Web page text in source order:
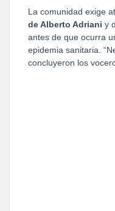
La comunidad exige
de Alberto Adriani y
antes de que ocurra
epidemia sanitaria.
concluyeron los